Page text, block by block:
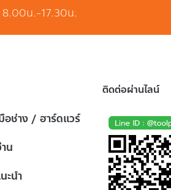
8.00น.-17.30น.
อช่าง / ฮาร์ดแวร์
น
ะนำ
ติดต่อผ่านไลน์